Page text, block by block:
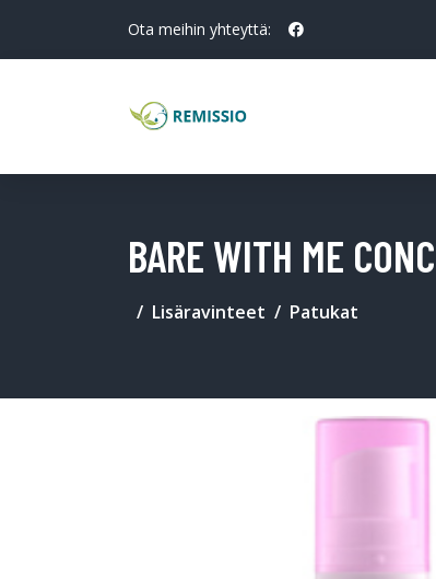
Ota meihin yhteyttä:
BARE WITH ME
Lisäravinteet Patukat